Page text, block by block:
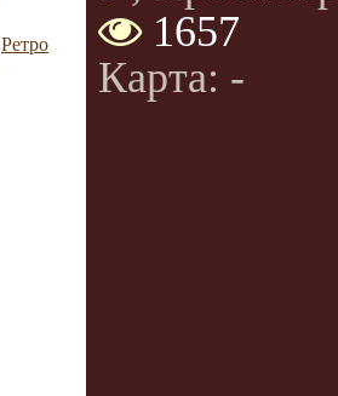
Ретро
1657
Карта: -